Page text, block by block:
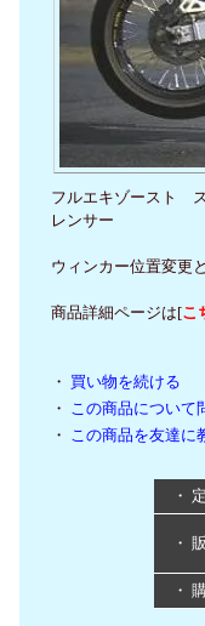
フルエキゾースト
レンサー
ウィンカー位置変更
商品詳細ページは[こ
・ 買い物を続ける
・ この商品について
・ この商品を友達に
・
・
・